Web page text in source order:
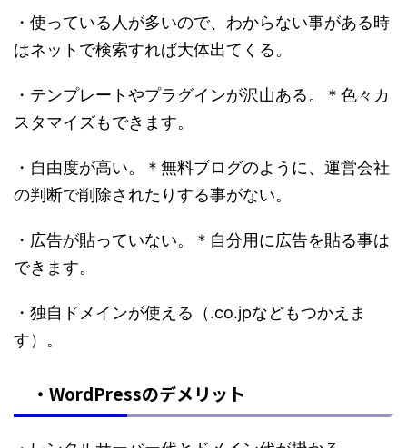
・使っている人が多いので、わからない事がある時
はネットで検索すれば大体出てくる。
・テンプレートやプラグインが沢山ある。＊色々カ
スタマイズもできます。
・自由度が高い。＊無料ブログのように、運営会社
の判断で削除されたりする事がない。
・広告が貼っていない。＊自分用に広告を貼る事は
できます。
・独自ドメインが使える（.co.jpなどもつかえま
す）。
・WordPressのデメリット